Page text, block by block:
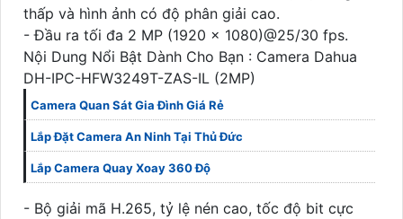
thấp và hình ảnh có độ phân giải cao.
- Đầu ra tối đa 2 MP (1920 × 1080)@25/30 fps.
Nội Dung Nổi Bật Dành Cho Bạn : Camera Dahua
DH-IPC-HFW3249T-ZAS-IL (2MP)
Camera Quan Sát Gia Đình Giá Rẻ
Lắp Đặt Camera An Ninh Tại Thủ Đức
Lắp Camera Quay Xoay 360 Độ
- Bộ giải mã H.265, tỷ lệ nén cao, tốc độ bit cực